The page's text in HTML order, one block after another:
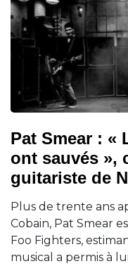
Pat Smear : «
ont sauvés »,
guitariste de
Plus de trente ans
Cobain, Pat Smear
Foo Fighters,
musical a permis à